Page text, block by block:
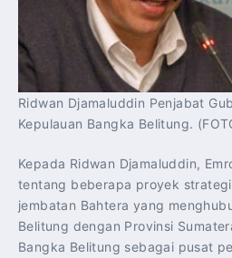
Ridwan Djamaluddin Penjabat
Kepulauan Bangka Belitung.
Kepada Ridwan Djamaluddin,
tentang beberapa proyek
jembatan Bahtera yang
Belitung dengan Provinsi
Bangka Belitung sebagai pusat